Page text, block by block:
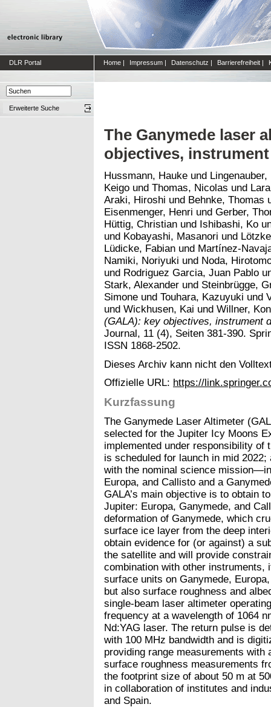
DLR Portal Home | Impressum | Datenschutz | Barrierefreiheit |
Erweiterte Suche
The Ganymede laser
objectives,
Hussmann, Hauke und Lingenauber,
Keigo und Thomas, Nicolas und
Araki, Hiroshi und Behnke, Thomas
Eisenmenger, Henri und Gerber,
Hüttig, Christian und Ishibashi, Ko
und Kobayashi, Masanori und
Lüdicke, Fabian und Martínez-
Namiki, Noriyuki und Noda,
und Rodriguez Garcia, Juan Pablo
Stark, Alexander und Steinbrügge,
Simone und Touhara, Kazuyuki und
und Wickhusen, Kai und Willner,
(GALA): key objectives, instrument
Journal, 11 (4), Seiten 381-390.
ISSN 1868-2502.
Dieses Archiv kann nicht den
Offizielle URL: https://
Kurzfassung
The Ganymede Laser Altimeter
selected for the Jupiter Icy Moons
implemented under responsibility of
is scheduled for launch in mid
with the nominal science
Europa, and Callisto and a
GALA’s main objective is to obtain
Jupiter: Europa, Ganymede, and
deformation of Ganymede, which
surface ice layer from the deep
obtain evidence for (or against) a
the satellite and will provide
combination with other
surface units on Ganymede,
but also surface roughness and
single-beam laser altimeter
frequency at a wavelength of 1064
Nd:YAG laser. The return pulse is
with 100 MHz bandwidth and is
providing range measurements
surface roughness measurements
the footprint size of about 50 m at
in collaboration of institutes and
and Spain.